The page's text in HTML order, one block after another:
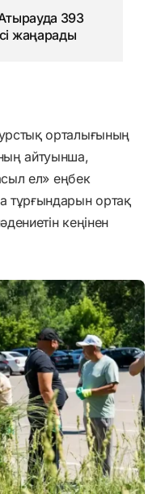
Атырауда 393
жаңарады
орталығының
айтуынша,
ел» еңбек
тұрғындарын ортақ
кеңінен